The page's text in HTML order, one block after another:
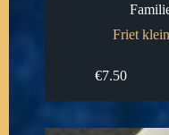
Friet
€7.50